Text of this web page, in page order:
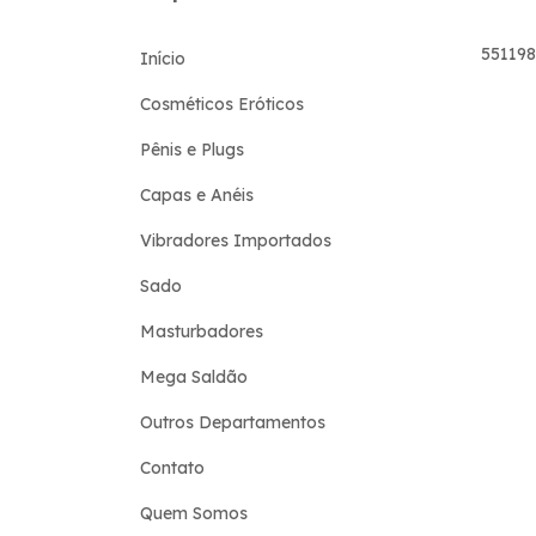
Início
Cosméticos Eróticos
Pênis e Plugs
Capas e Anéis
Vibradores Importados
Sado
Masturbadores
Mega Saldão
Outros Departamentos
Contato
Quem Somos